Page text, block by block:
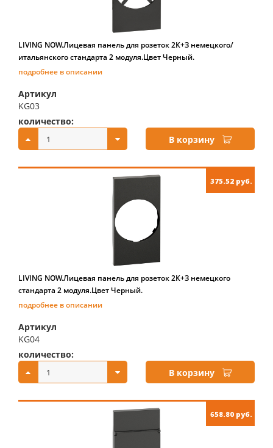
LIVING NOW.Лицевая панель для розеток 2К+З немецкого/
итальянского стандарта 2 модуля.Цвет Черный.
подробнее в описании
Артикул
KG03
количество:
В корзину
375.52 руб.
LIVING NOW.Лицевая панель для розеток 2К+З немецкого
стандарта 2 модуля.Цвет Черный.
подробнее в описании
Артикул
KG04
количество:
В корзину
658.80 руб.